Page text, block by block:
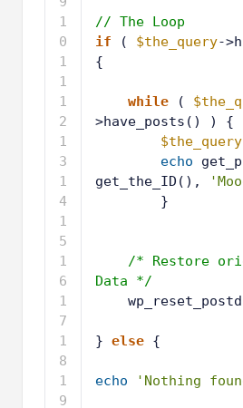
9
1
0
1
11
2
1
3
1
4
1
51
6
1
71
8
1
9
2
02
1
2
22
3
2
// The Loop
if
( $the_query-
{
while (
>have_posts() ) {
$the_query
echo
get_the_ID(),
}
/* Restore
Data */
} else {
echo 'Nothing